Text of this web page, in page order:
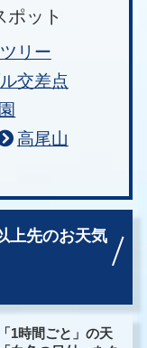
ポット
リー
交差点
高尾山
上先のお天気
1時間ごと」の天